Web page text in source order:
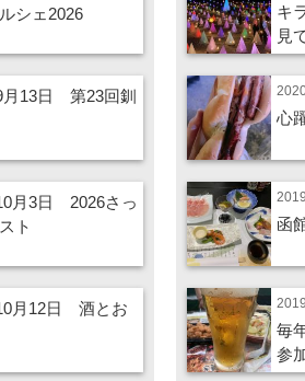
シェ2026
月13日 第23回釧
月3日 2026さっ
ト
月12日 酒とお
キ
見
心
函
毎
参